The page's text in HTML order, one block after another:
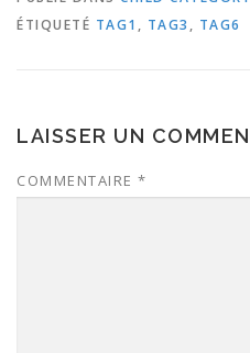
ÉTIQUETÉ TAG1 , TAG3 , TAG6
LAISSER UN
COMMENTAIRE *